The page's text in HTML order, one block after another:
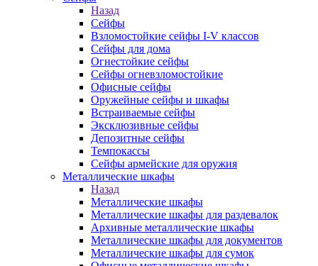
Назад
Сейфы
Взломостойкие сейфы I-V классов
Сейфы для дома
Огнестойкие сейфы
Сейфы огневзломостойкие
Офисные сейфы
Оружейные сейфы и шкафы
Встраиваемые сейфы
Эксклюзивные сейфы
Депозитные сейфы
Темпокассы
Сейфы армейские для оружия
Металлические шкафы
Назад
Металлические шкафы
Металлические шкафы для раздевалок
Архивные металлические шкафы
Металлические шкафы для документов
Металлические шкафы для сумок